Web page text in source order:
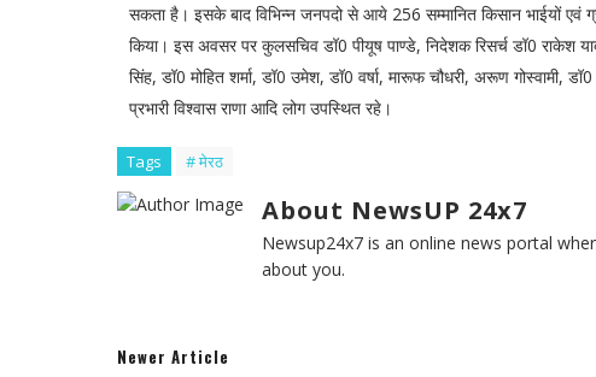
सकता है। इसके बाद विभिन्न जनपदो से आये 256 सम्मानित किसान भाईयों एवं
किया। इस अवसर पर कुलसचिव डॉ0 पीयूष पाण्डे, निदेशक रिसर्च डॉ0 राकेश
सिंह, डॉ0 मोहित शर्मा, डॉ0 उमेश, डॉ0 वर्षा, मारूफ चौधरी, अरूण गोस्वामी,
प्रभारी विश्वास राणा आदि लोग उपस्थित रहे।
Tags # मेरठ
About NewsUP 24x7
Newsup24x7 is an online news portal
about you.
Newer Article